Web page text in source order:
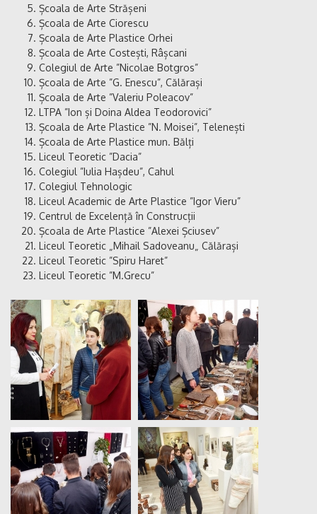
Școala de Arte Strășeni
Școala de Arte Ciorescu
Școala de Arte Plastice Orhei
Școala de Arte Costești, Râșcani
Colegiul de Arte ”Nicolae Botgros”
Școala de Arte ”G. Enescu”, Călărași
Școala de Arte ”Valeriu Poleacov”
LTPA ”Ion și Doina Aldea Teodorovici”
Școala de Arte Plastice ”N. Moisei”, Telenești
Școala de Arte Plastice mun. Bălți
Liceul Teoretic ”Dacia”
Colegiul ”Iulia Hașdeu”, Cahul
Colegiul Tehnologic
Liceul Academic de Arte Plastice ”Igor Vieru”
Centrul de Excelență în Construcții
Școala de Arte Plastice ”Alexei Șciusev”
Liceul Teoretic „Mihail Sadoveanu„ Călărași
Liceul Teoretic ”Spiru Haret”
Liceul Teoretic ”M.Grecu”